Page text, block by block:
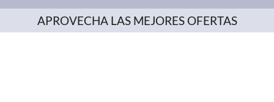
APROVECHA LAS MEJORES OFERTAS